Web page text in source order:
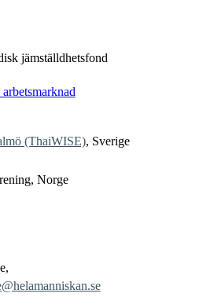
jämställdhetsfond
(ThaiWISE), Sverige
Norge